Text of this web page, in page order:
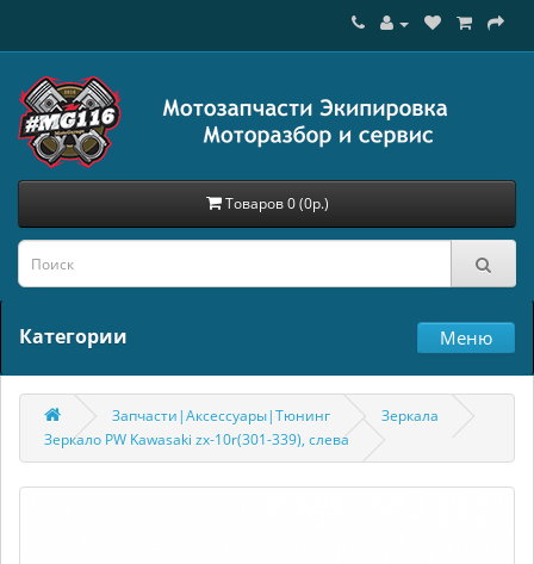
Товаров 0 (0р.)
Категории Меню
Запчасти|Аксессуары|Тюнинг
Зеркала
Зеркало PW Kawasaki zx-10r(301-339), слева